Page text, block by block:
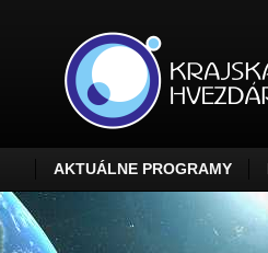
AKTUÁLNE PROGRAMY